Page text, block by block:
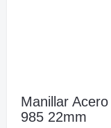
Manillar
985 22mm